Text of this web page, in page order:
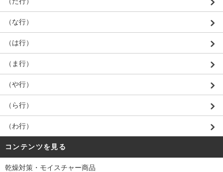
（な行）
（は行）
（ま行）
（や行）
（ら行）
（わ行）
コンテンツを見る
乾燥対策・モイスチャー商品